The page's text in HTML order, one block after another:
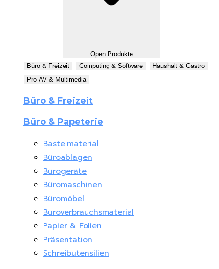
Open Produkte
Büro & Freizeit
Computing & Software
Haushalt & Gastro
Pro AV & Multimedia
Büro & Freizeit
Büro & Papeterie
Bastelmaterial
Büroablagen
Bürogeräte
Büromaschinen
Büromöbel
Büroverbrauchsmaterial
Papier & Folien
Präsentation
Schreibutensilien